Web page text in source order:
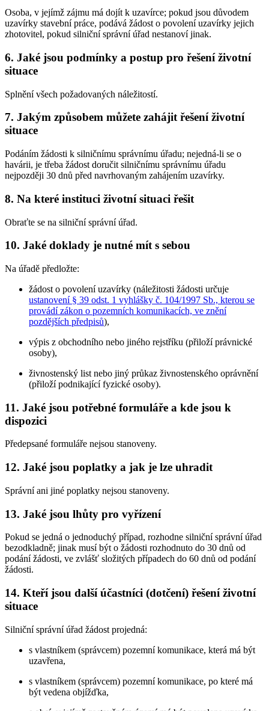
Osoba, v jejímž zájmu má dojít k uzavírce; pokud jsou důvodem
uzavírky stavební práce, podává žádost o povolení uzavírky jejich
zhotovitel, pokud silniční správní úřad nestanoví jinak.
6. Jaké jsou podmínky a postup pro řešení životní
situace
Splnění všech požadovaných náležitostí.
7. Jakým způsobem můžete zahájit řešení životní
situace
Podáním žádosti k silničnímu správnímu úřadu; nejedná-li se o
havárii, je třeba žádost doručit silničnímu správnímu úřadu
nejpozději 30 dnů před navrhovaným zahájením uzavírky.
8. Na které instituci životní situaci řešit
Obraťte se na silniční správní úřad.
10. Jaké doklady je nutné mít s sebou
Na úřadě předložte:
žádost o povolení uzavírky (náležitosti žádosti určuje
ustanovení § 39 odst. 1 vyhlášky č. 104/1997 Sb., kterou se
provádí zákon o pozemních komunikacích, ve znění
pozdějších předpisů),
výpis z obchodního nebo jiného rejstříku (přiloží právnické
osoby),
živnostenský list nebo jiný průkaz živnostenského oprávnění
(přiloží podnikající fyzické osoby).
11. Jaké jsou potřebné formuláře a kde jsou k
dispozici
Předepsané formuláře nejsou stanoveny.
12. Jaké jsou poplatky a jak je lze uhradit
Správní ani jiné poplatky nejsou stanoveny.
13. Jaké jsou lhůty pro vyřízení
Pokud se jedná o jednoduchý případ, rozhodne silniční správní úřad
bezodkladně; jinak musí být o žádosti rozhodnuto do 30 dnů od
podání žádosti, ve zvlášť složitých případech do 60 dnů od podání
žádosti.
14. Kteří jsou další účastníci (dotčení) řešení životní
situace
Silniční správní úřad žádost projedná:
s vlastníkem (správcem) pozemní komunikace, která má být
uzavřena,
s vlastníkem (správcem) pozemní komunikace, po které má
být vedena objížďka,